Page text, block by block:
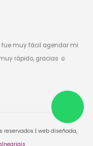
fue muy fácil agendar mi
rápido, gracias ☺️
reservados | web diseñada,